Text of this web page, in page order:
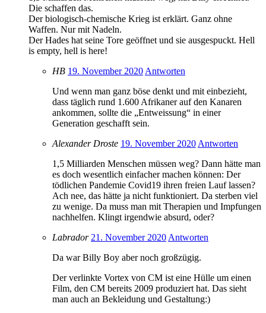
Die schaffen das.
Der biologisch-chemische Krieg ist erklärt. Ganz ohne
Waffen. Nur mit Nadeln.
Der Hades hat seine Tore geöffnet und sie ausgespuckt. Hell
is empty, hell is here!
HB 19. November 2020 Antworten
Und wenn man ganz böse denkt und mit einbezieht,
dass täglich rund 1.600 Afrikaner auf den Kanaren
ankommen, sollte die „Entweissung“ in einer
Generation geschafft sein.
Alexander Droste 19. November 2020 Antworten
1,5 Milliarden Menschen müssen weg? Dann hätte man
es doch wesentlich einfacher machen können: Der
tödlichen Pandemie Covid19 ihren freien Lauf lassen?
Ach nee, das hätte ja nicht funktioniert. Da sterben viel
zu wenige. Da muss man mit Therapien und Impfungen
nachhelfen. Klingt irgendwie absurd, oder?
Labrador 21. November 2020 Antworten
Da war Billy Boy aber noch großzügig.
Der verlinkte Vortex von CM ist eine Hülle um einen
Film, den CM bereits 2009 produziert hat. Das sieht
man auch an Bekleidung und Gestaltung:)